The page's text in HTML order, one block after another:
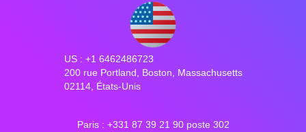
US : +1 6462486723
200 rue Portland, Boston, Massachusetts
02114, États-Unis
Paris : +331 87 39 21 90 poste 302